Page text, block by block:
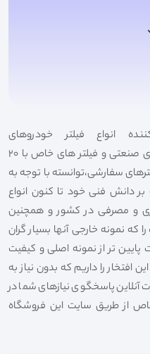
انواع فیلتر خودروهای
سواری،سنگین،راهسازی و دستگاه های صنعتی و فیلتر های خاص با 20
سفارشی،توانسته با توجه به
بر دانش فنی خود تا کنون انواع
و مصرفی در کشور و همچنین
که نمونه خارجی آنها بسیار گران
تر از نمونه اصلی و کیفیت
افتخار را داریم که بدون نیاز به
پاسخگوی نیازهای شما در
از طریق سایت این فروشگاه